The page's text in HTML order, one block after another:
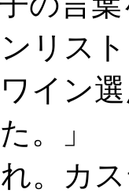
リス
イン
。」
。カ